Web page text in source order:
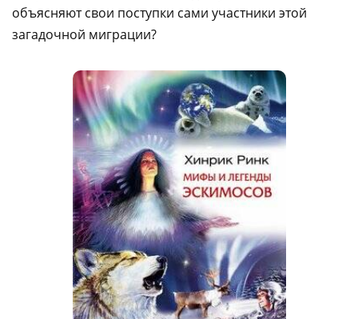
объясняют свои поступки сами участники этой
загадочной миграции?